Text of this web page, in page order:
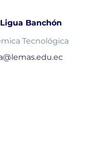
Banchón
Tecnológica